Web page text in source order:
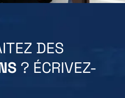
DES
? ÉCRIVEZ-